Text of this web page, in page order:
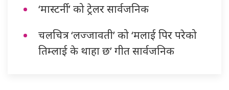
‘मास्टर्नी’ को ट्रेलर सार्वजनिक
चलचित्र ‘लज्जावती’ को ‘मलाई पिर परेको
तिम्लाई के थाहा छ’ गीत सार्वजनिक